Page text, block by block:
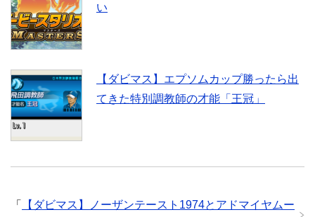
い
【ダビマス】エプソムカップ勝ったら出
てきた特別調教師の才能「王冠」
「
【ダビマス】ノーザンテースト1974とアドマイヤムー